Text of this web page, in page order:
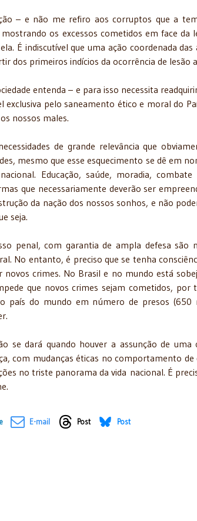
– e não me refiro aos corruptos que a
os excessos cometidos em face da
É indiscutível que uma ação coordenada
dos primeiros indícios da ocorrência de lesão
entenda – e para isso necessita
exclusiva pelo saneamento ético e moral do
nossos males.
de grande relevância que
mesmo que esse esquecimento se dê em
Educação, saúde, moradia,
que necessariamente deverão ser
da nação dos nossos sonhos, e não
seja.
penal, com garantia de ampla defesa são
No entanto, é preciso que se tenha
novos crimes. No Brasil e no mundo está
que novos crimes sejam cometidos,
país do mundo em número de presos
se dará quando houver a assunção de
com mudanças éticas no comportamento
no triste panorama da vida nacional. É
E-mail Post Post
07/2016transversal da mobilidade urbana - 21/7/2016